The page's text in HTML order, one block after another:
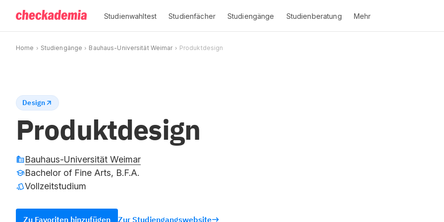
Studienwahltest Studienfächer Studiengänge Studienberatung Mehr
Home Studiengänge Bauhaus-Universität Weimar Produktdesign
Design
Produktdesign
Bauhaus-Universität Weimar
Bachelor of Fine Arts, B.F.A.
Vollzeitstudium
Zu Favoriten hinzufügen Zur Studiengangswebsite